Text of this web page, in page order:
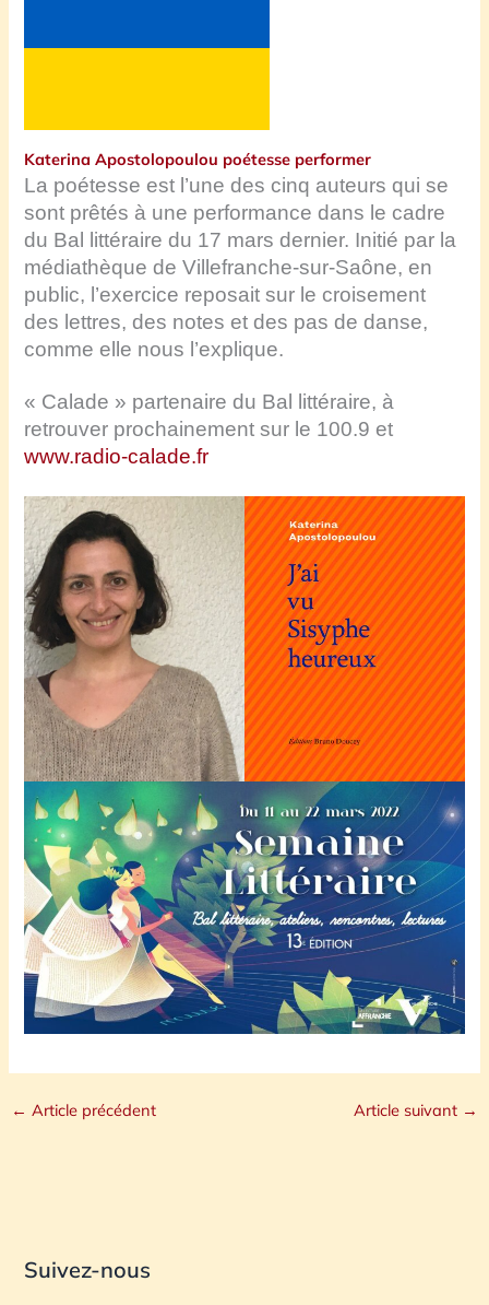
Katerina Apostolopoulou poétesse performer
La poétesse est l’une des cinq auteurs qui se
sont prêtés à une performance dans le cadre
du Bal littéraire du 17 mars dernier. Initié par la
médiathèque de Villefranche-sur-Saône, en
public, l’exercice reposait sur le croisement
des lettres, des notes et des pas de danse,
comme elle nous l’explique.
« Calade » partenaire du Bal littéraire, à
retrouver prochainement sur le 100.9 et
www.radio-calade.fr
← Article précédent Article suivant →
Suivez-nous